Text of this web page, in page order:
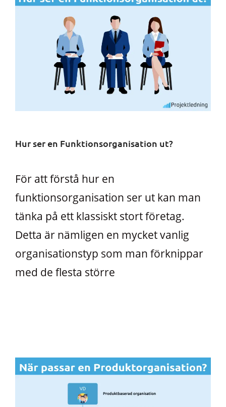
Hur ser en Funktionsorganisation ut?
För att förstå hur en
funktionsorganisation ser ut kan man
tänka på ett klassiskt stort företag.
Detta är nämligen en mycket vanlig
organisationstyp som man förknippar
med de flesta större